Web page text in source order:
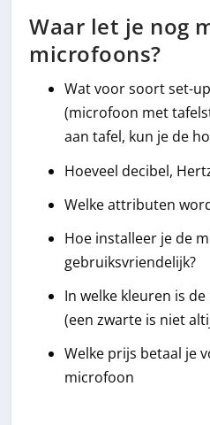
Waar let je nog
microfoons?
Wat voor soort set-
(microfoon met
aan tafel, kun je de
Hoeveel decibel,
Welke attributen
Hoe installeer je de
gebruiksvriendelijk?
In welke kleuren is
(een zwarte is niet
Welke prijs betaal je
microfoon